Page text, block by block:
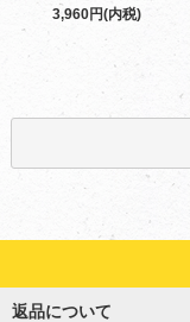
3,960円(内税)
返品について